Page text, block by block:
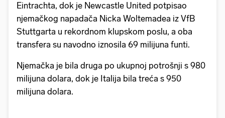
Eintrachta, dok je Newcastle United potpisao
njemačkog napadača Nicka Woltemadea iz VfB
Stuttgarta u rekordnom klupskom poslu, a oba
transfera su navodno iznosila 69 milijuna funti.
Njemačka je bila druga po ukupnoj potrošnji s 980
milijuna dolara, dok je Italija bila treća s 950
milijuna dolara.